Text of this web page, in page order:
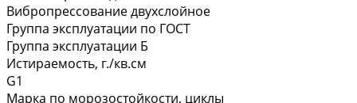
Вибропрессование двухслойное
Группа эксплуатации по ГОСТ
Группа эксплуатации Б
Истираемость, г./кв.см
G1
Марка по морозостойкости, циклы